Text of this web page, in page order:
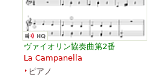
ヴァイオリン協奏曲第2番
La Campanella
ピアノ